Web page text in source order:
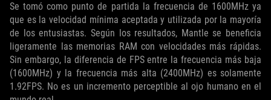
Se tomó como punto de partida la frecuencia de 1600MHz ya
que es la velocidad mínima aceptada y utilizada por la mayoría
de los entusiastas. Según los resultados, Mantle se beneficia
ligeramente las memorias RAM con velocidades más rápidas.
Sin embargo, la diferencia de FPS entre la frecuencia más baja
(1600MHz) y la frecuencia más alta (2400MHz) es solamente
1.92FPS. No es un incremento perceptible al ojo humano en el